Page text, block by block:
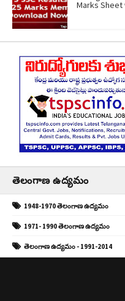
Marks Sheet
తెలంగాణ ఉద్యమం
1948-1970 తెలంగాణ ఉద్యమం
1971- 1990 తెలంగాణ ఉద్యమం
తెలంగాణ ఉద్యమం - 1991-2014